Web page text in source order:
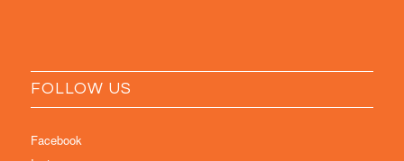
FOLLOW US
Facebook